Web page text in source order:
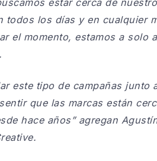
los días y en cualquier
el momento, estamos a solo
este tipo de campañas junto
que las marcas están
hace años” agregan